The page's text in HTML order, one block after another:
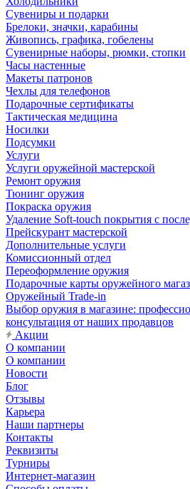
Сувениры и подарки
Брелоки, значки, карабины
Живопись, графика, гобелены
Сувенирные наборы, рюмки, стопки
Часы настенные
Макеты патронов
Чехлы для телефонов
Подарочные сертификаты
Тактическая медицина
Носилки
Подсумки
Услуги
Услуги оружейной мастерской
Ремонт оружия
Тюнинг оружия
Покраска оружия
Удаление Soft-touch покрытия с
Прейскурант мастерской
Дополнительные услуги
Комиссионный отдел
Переоформление оружия
Подарочные карты оружейного
Оружейный Trade-in
Выбор оружия в магазине:
консультация от наших продавцов
Акции
О компании
О компании
Новости
Блог
Отзывы
Карьера
Наши партнеры
Контакты
Реквизиты
Турниры
Интернет-магазин